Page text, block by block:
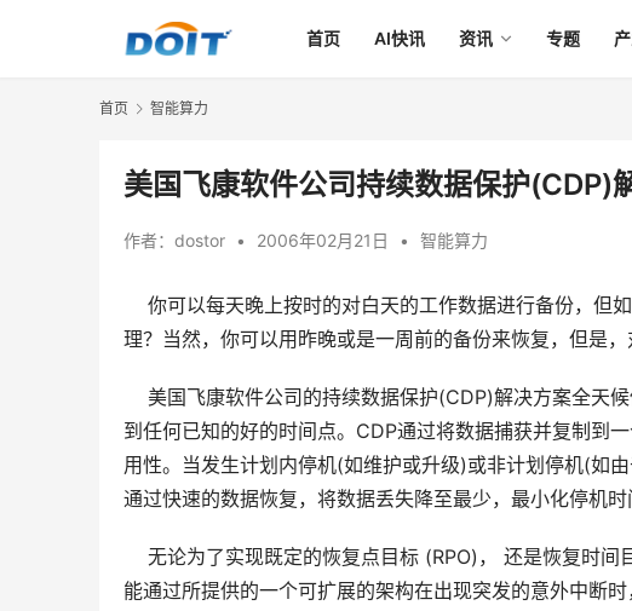
首页 AI快讯 资讯 专题
首页 智能算力
美国飞康软件公司持续数据保护(CDP)
作者： dostor • 2006年02月21日 • 智能算力
你可以每天晚上按时的对白天的工作数据进行备份，但
美国飞康软件公司的持续数据保护(CDP)解决方案全天
到任何已知的好的时间点。CDP通过将数据捕获并复制到
用性。当发生计划内停机(如维护或升级)或非计划停机(如
无论为了实现既定的恢复点目标 (RPO)， 还是恢复时间
能通过所提供的一个可扩展的架构在出现突发的意外中断